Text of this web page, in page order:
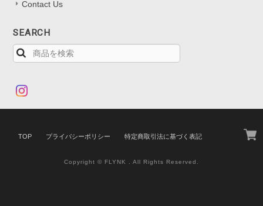
Contact Us
SEARCH
TOP プライバシーポリシー 特定商取引法に基づく表記
Copyright © FLYNK . All Rights Reserved.